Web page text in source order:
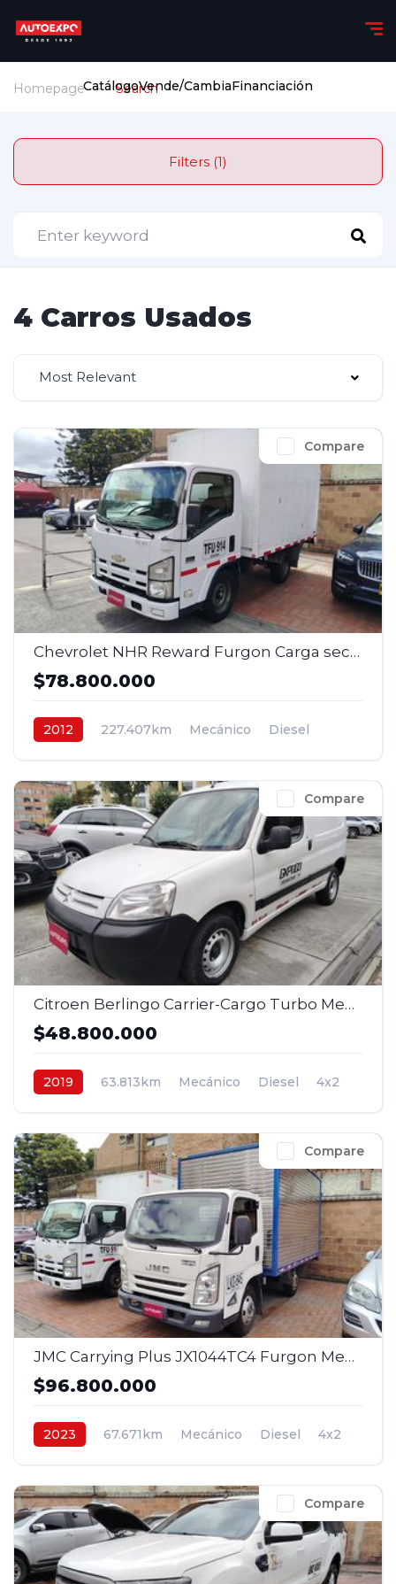
CatálogoVende/CambiaFinanciación
Homepage Search
Filters (1)
4 Carros Usados
Most Relevant
Compare
Chevrolet NHR Reward Furgon Carga seca Turbo Mec 2,8 Diesel 4x2 2 p. 2012
$78.800.000
2012 227.407km Mecánico
Diesel
Compare
Citroen Berlingo Carrier-Cargo Turbo Mec 1,6 Diesel 4x2 2 p. 2019
$48.800.000
2019 63.813km Mecánico Diesel
4x2
Compare
JMC Carrying Plus JX1044TC4 Furgon Mec 2,8 Diesel 4x2 2 p. 2023
$96.800.000
2023 67.671km Mecánico Diesel
4x2
Compare